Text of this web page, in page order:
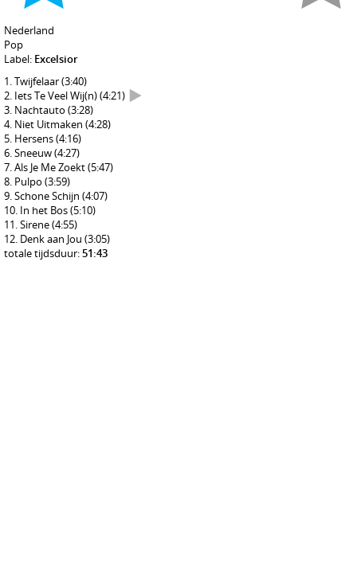
Nederland
Pop
Label: Excelsior
Twijfelaar(3:40)
Iets Te Veel Wij(n)(4:21)
Nachtauto (3:28)
Niet Uitmaken (4:28)
Hersens(4:16)
Sneeuw(4:27)
Als Je Me Zoekt(5:47)
Pulpo (3:59)
Schone Schijn (4:07)
In het Bos(5:10)
Sirene(4:55)
Denk aan Jou (3:05)
totale tijdsduur:51:43